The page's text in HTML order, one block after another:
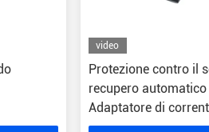
video
Protezione contro il
recupero automatico
Adaptatore di
Adaptatore di